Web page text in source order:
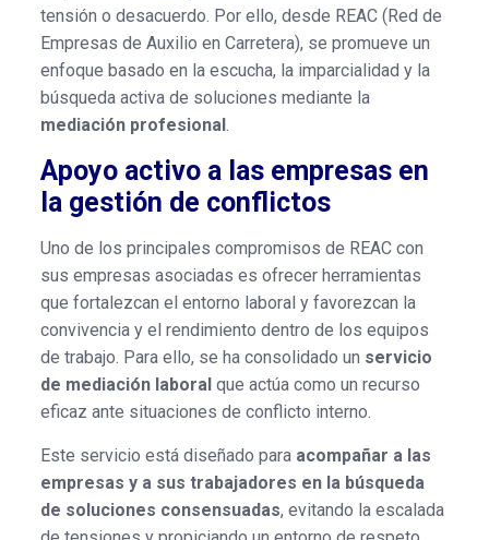
tensión o desacuerdo. Por ello, desde REAC (Red de
Empresas de Auxilio en Carretera), se promueve un
enfoque basado en la escucha, la imparcialidad y la
búsqueda activa de soluciones mediante la
mediación profesional.
Apoyo activo a las empresas en
la gestión de conflictos
Uno de los principales compromisos de REAC con
sus empresas asociadas es ofrecer herramientas
que fortalezcan el entorno laboral y favorezcan la
convivencia y el rendimiento dentro de los equipos
de trabajo. Para ello, se ha consolidado un servicio
de mediación laboralque actúa como un recurso
eficaz ante situaciones de conflicto interno.
Este servicio está diseñado para acompañar a las
empresas y a sus trabajadores en la búsqueda
de soluciones consensuadas, evitando la escalada